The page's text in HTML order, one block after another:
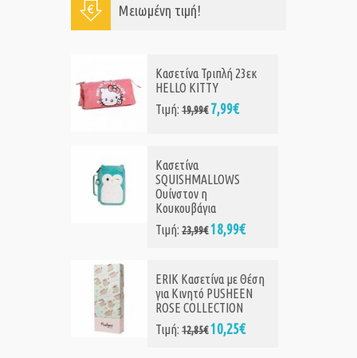
Μειωμένη τιμή!
Κασετίνα Τριπλή 23εκ
HELLO KITTY
Τιμή:19,99€ 7,99€
Κασετίνα
SQUISHMALLOWS
Ουίνστον η
Κουκουβάγια
Τιμή:23,99€ 18,99€
ERIK Κασετίνα με Θέση
για Κινητό PUSHEEN
ROSE COLLECTION
Τιμή:12,85€ 10,25€